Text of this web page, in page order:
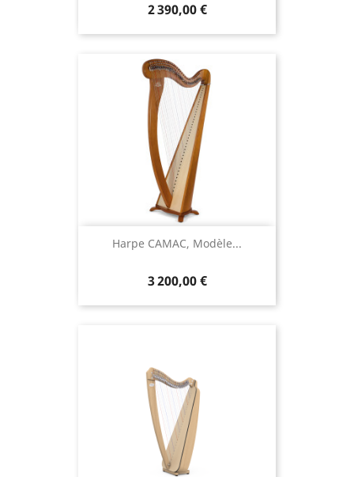
2 390,00 €
Harpe CAMAC, Modèle...
3 200,00 €